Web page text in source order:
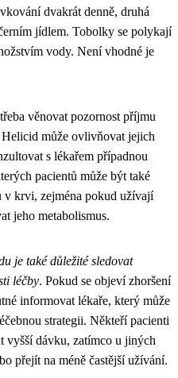
dvakrát denně, druhá
jídlem. Tobolky se polykají
vody. Není vhodné je
věnovat pozornost příjmu
může ovlivňovat jejich
s lékařem případnou
pacientů může být také
v krvi, zejména pokud užívají
jeho metabolismus.
je také důležité sledovat
léčby. Pokud se objeví zhoršení
informovat lékaře, který může
strategii. Někteří pacienti
vyšší dávku, zatímco u jiných
přejít na méně častější užívání.